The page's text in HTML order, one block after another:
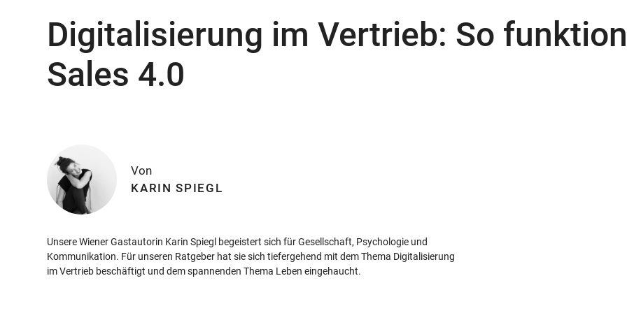
Digitalisierung im Vertrieb: So
Sales 4.0
Von
KARIN SPIEGL
Unsere Wiener Gastautorin Karin Spiegl begeistert sich für Gesellschaft, Psychologie und
Kommunikation. Für unseren Ratgeber hat sie sich tiefergehend mit dem Thema Digitalisierung
im Vertrieb beschäftigt und dem spannenden Thema Leben eingehaucht.